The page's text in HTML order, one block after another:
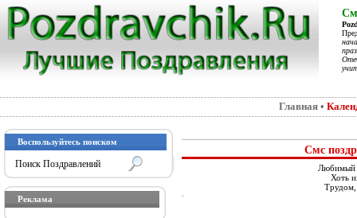
Главная •
Воспользуйтесь поиском
Реклама
Смс
Любимый
Хоть
Трудом,